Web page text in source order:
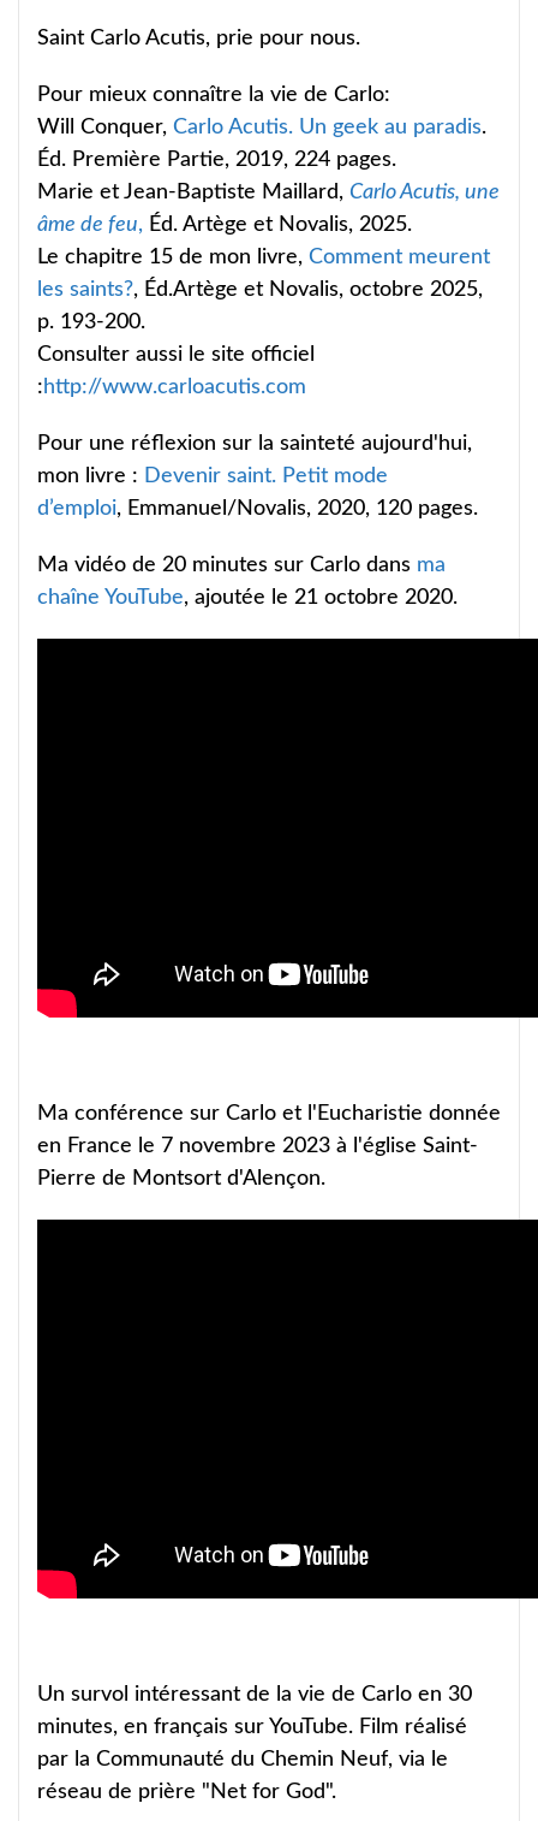
Saint Carlo Acutis, prie pour nous.
Pour mieux connaître la vie de Carlo:
Will Conquer, Carlo Acutis. Un geek au paradis.
Éd. Première Partie, 2019, 224 pages.
Marie et Jean-Baptiste Maillard, Carlo Acutis, une
âme de feu, Éd. Artège et Novalis, 2025.
Le chapitre 15 de mon livre, Comment meurent
les saints?, Éd.Artège et Novalis, octobre 2025,
p. 193-200.
Consulter aussi le site officiel
: http://www.carloacutis.com
Pour une réflexion sur la sainteté aujourd'hui,
mon livre : Devenir saint. Petit mode
d’emploi, Emmanuel/Novalis, 2020, 120 pages.
Ma vidéo de 20 minutes sur Carlo dans ma
chaîne YouTube, ajoutée le 21 octobre 2020.
Ma conférence sur Carlo et l'Eucharistie donnée
en France le 7 novembre 2023 à l'église Saint-
Pierre de Montsort d'Alençon.
Un survol intéressant de la vie de Carlo en 30
minutes, en français sur YouTube. Film réalisé
par la Communauté du Chemin Neuf, via le
réseau de prière "Net for God".